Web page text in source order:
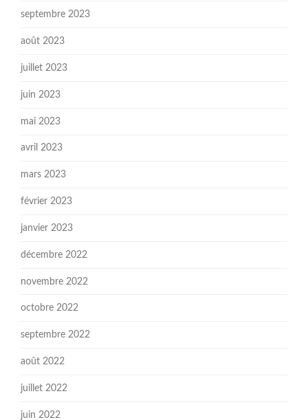
septembre 2023
août 2023
juillet 2023
juin 2023
mai 2023
avril 2023
mars 2023
février 2023
janvier 2023
décembre 2022
novembre 2022
octobre 2022
septembre 2022
août 2022
juillet 2022
juin 2022